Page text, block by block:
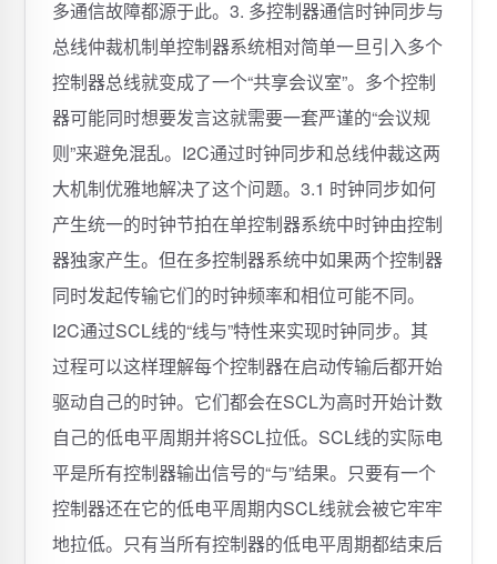
多通信故障都源于此。3. 多控制器通信时钟同步与
总线仲裁机制单控制器系统相对简单一旦引入多个
控制器总线就变成了一个“共享会议室”。多个控制
器可能同时想要发言这就需要一套严谨的“会议规
则”来避免混乱。I2C通过时钟同步和总线仲裁这两
大机制优雅地解决了这个问题。3.1 时钟同步如何
产生统一的时钟节拍在单控制器系统中时钟由控制
器独家产生。但在多控制器系统中如果两个控制器
同时发起传输它们的时钟频率和相位可能不同。
I2C通过SCL线的“线与”特性来实现时钟同步。其
过程可以这样理解每个控制器在启动传输后都开始
驱动自己的时钟。它们都会在SCL为高时开始计数
自己的低电平周期并将SCL拉低。SCL线的实际电
平是所有控制器输出信号的“与”结果。只要有一个
控制器还在它的低电平周期内SCL线就会被它牢牢
地拉低。只有当所有控制器的低电平周期都结束后